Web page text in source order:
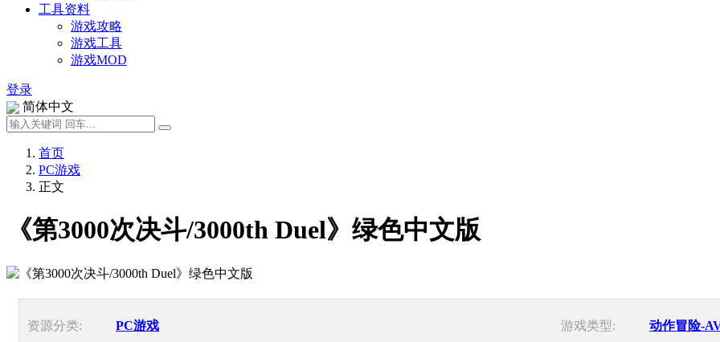
工具资料
游戏攻略
游戏工具
游戏MOD
登录
简体中文
首页
PC游戏
正文
《第3000次决斗/3000th Duel》绿色中文版
资源分类: PC游戏 游戏类型: 动作冒险-